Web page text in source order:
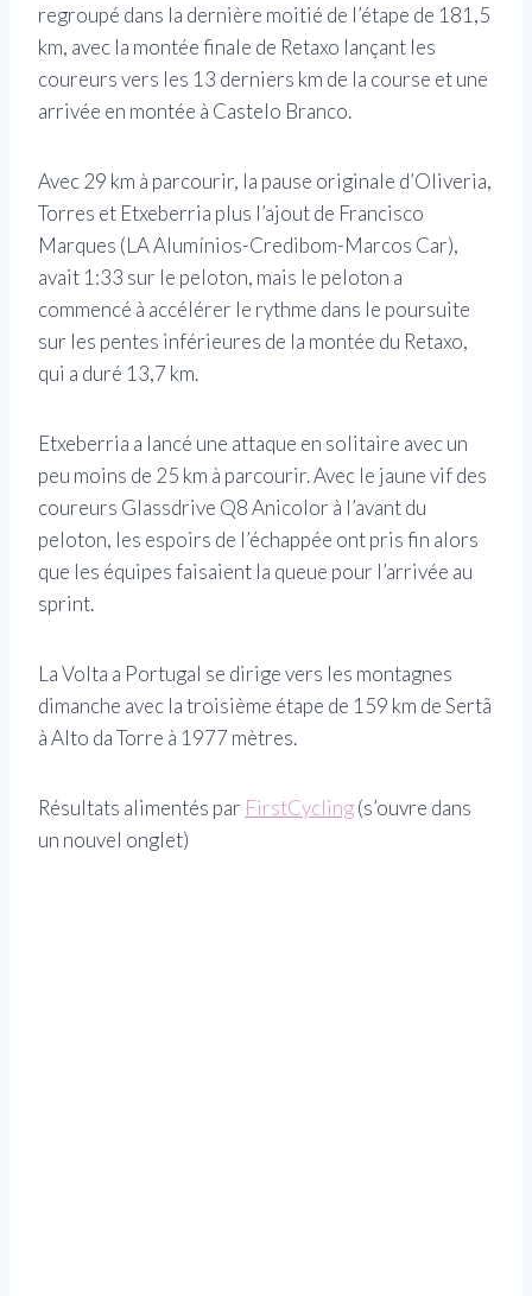
regroupé dans la dernière moitié de l’étape de 181,5
km, avec la montée finale de Retaxo lançant les
coureurs vers les 13 derniers km de la course et une
arrivée en montée à Castelo Branco.
Avec 29 km à parcourir, la pause originale d’Oliveria,
Torres et Etxeberria plus l’ajout de Francisco
Marques (LA Alumínios-Credibom-Marcos Car),
avait 1:33 sur le peloton, mais le peloton a
commencé à accélérer le rythme dans le poursuite
sur les pentes inférieures de la montée du Retaxo,
qui a duré 13,7 km.
Etxeberria a lancé une attaque en solitaire avec un
peu moins de 25 km à parcourir. Avec le jaune vif des
coureurs Glassdrive Q8 Anicolor à l’avant du
peloton, les espoirs de l’échappée ont pris fin alors
que les équipes faisaient la queue pour l’arrivée au
sprint.
La Volta a Portugal se dirige vers les montagnes
dimanche avec la troisième étape de 159 km de Sertã
à Alto da Torre à 1977 mètres.
Résultats alimentés par FirstCycling(s’ouvre dans
un nouvel onglet)